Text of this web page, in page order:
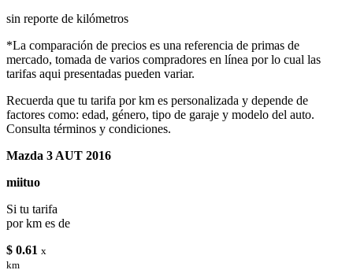
sin reporte de kilómetros
*La comparación de precios es una referencia de primas de
mercado, tomada de varios compradores en línea por lo cual las
tarifas aqui presentadas pueden variar.
Recuerda que tu tarifa por km es personalizada y depende de
factores como: edad, género, tipo de garaje y modelo del auto.
Consulta términos y condiciones.
Mazda 3 AUT 2016
miituo
Si tu tarifa
por km es de
$ 0.61 x
km